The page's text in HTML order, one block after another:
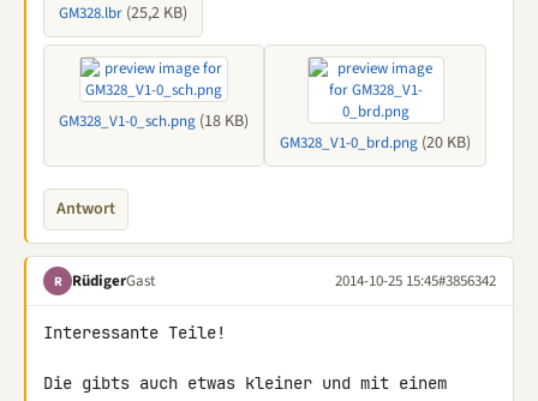
GM328.lbr (25,2 KB)
GM328_V1-0_sch.png (18 KB)
GM328_V1-0_brd.png (20 KB)
Antwort
R RüdigerGast 2014-10-25 15:45#3856342
Interessante Teile!
Die gibts auch etwas kleiner und mit einem